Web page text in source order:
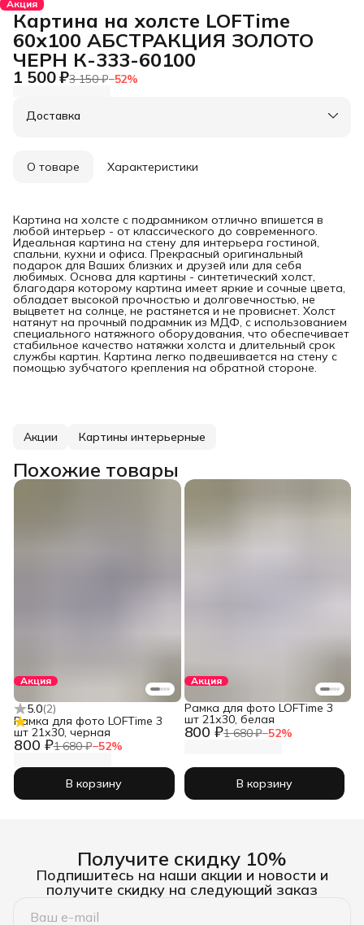
Акция
Картина на холсте LOFTime
60х100 АБСТРАКЦИЯ ЗОЛОТО
ЧЕРН К-333-60100
1 500 ₽3 150 ₽−52%
Доставка
О товаре Характеристики
Картина на холсте с подрамником отлично впишется в
любой интерьер - от классического до современного.
Идеальная картина на стену для интерьера гостиной,
спальни, кухни и офиса. Прекрасный оригинальный
подарок для Ваших близких и друзей или для себя
любимых. Основа для картины - синтетический холст,
благодаря которому картина имеет яркие и сочные цвета,
обладает высокой прочностью и долговечностью, не
выцветет на солнце, не растянется и не провиснет. Холст
натянут на прочный подрамник из МДФ, с использованием
специального натяжного оборудования, что обеспечивает
стабильное качество натяжки холста и длительный срок
службы картин. Картина легко подвешивается на стену с
помощью зубчатого крепления на обратной стороне.
Акции Картины интерьерные
Похожие товары
Акция
5.0(2)
800 ₽1 680 ₽−52%
Рамка для фото LOFTime 3
шт 21х30, черная
В корзину
Акция
800 ₽1 680 ₽−52%
Рамка для фото LOFTime 3
шт 21х30, белая
В корзину
Получите скидку 10%
Подпишитесь на наши акции и новости и
получите скидку на следующий заказ